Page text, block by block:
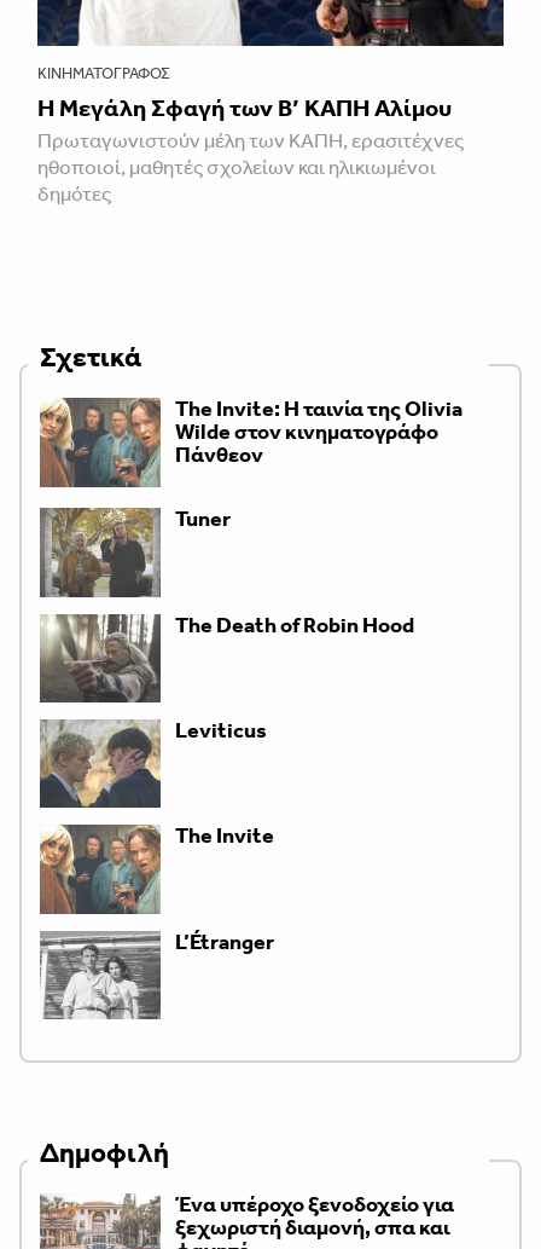
ΚΙΝΗΜΑΤΟΓΡΆΦΟΣ
Η Μεγάλη Σφαγή των Β’ ΚΑΠΗ Αλίμου
Πρωταγωνιστούν μέλη των ΚΑΠΗ, ερασιτέχνες
ηθοποιοί, μαθητές σχολείων και ηλικιωμένοι
δημότες
Σχετικά
The Invite: Η ταινία της Olivia
Wilde στον κινηματογράφο
Πάνθεον
Tuner
The Death of Robin Hood
Leviticus
The Invite
L’Étranger
Δημοφιλή
Ένα υπέροχο ξενοδοχείο για
ξεχωριστή διαμονή, σπα και